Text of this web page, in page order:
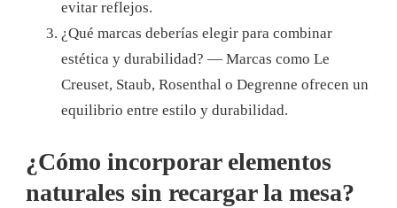
evitar reflejos.
¿Qué marcas deberías elegir para combinar
estética y durabilidad? — Marcas como Le
Creuset, Staub, Rosenthal o Degrenne ofrecen un
equilibrio entre estilo y durabilidad.
¿Cómo incorporar elementos
naturales sin recargar la mesa?